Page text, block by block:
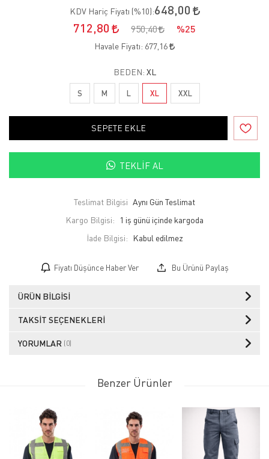
KDV Hariç Fiyatı (%10):648,00
712,80
950,40 %25
Havale Fiyatı: 677,16
BEDEN: XL
S M L XL XXL
SEPETE EKLE
TEKLIF AL
Teslimat Bilgisi Aynı Gün Teslimat
Kargo Bilgisi:
1 iş günü içinde kargoda
İade Bilgisi:
Fiyatı Düşünce Haber Ver Bu Ürünü Paylaş
ÜRÜN BILGISI
TAKSIT SEÇENEKLERI
YORUMLAR (0)
Benzer Ürünler